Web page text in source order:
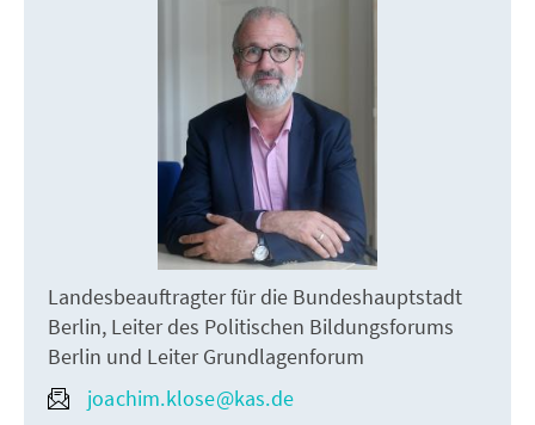
Landesbeauftragter für die Bundeshauptstadt
Berlin, Leiter des Politischen Bildungsforums
Berlin und Leiter Grundlagenforum
joachim.klose@kas.de